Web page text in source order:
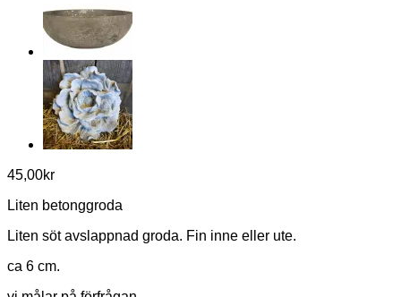
45,00kr
Liten betonggroda
Liten söt avslappnad groda. Fin inne eller ute.
ca 6 cm.